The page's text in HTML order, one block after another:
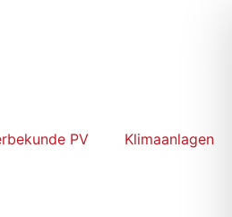
PV Klimaanlagen